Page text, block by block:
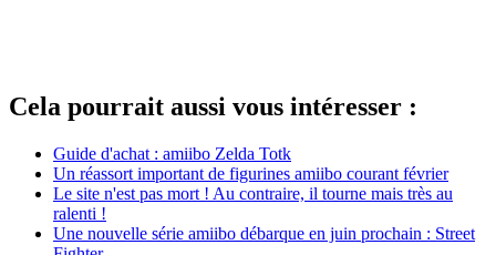
Cela pourrait aussi vous intéresser :
Guide d'achat : amiibo Zelda Totk
Un réassort important de figurines amiibo courant février
Le site n'est pas mort ! Au contraire, il tourne mais très au
ralenti !
Une nouvelle série amiibo débarque en juin prochain : Street